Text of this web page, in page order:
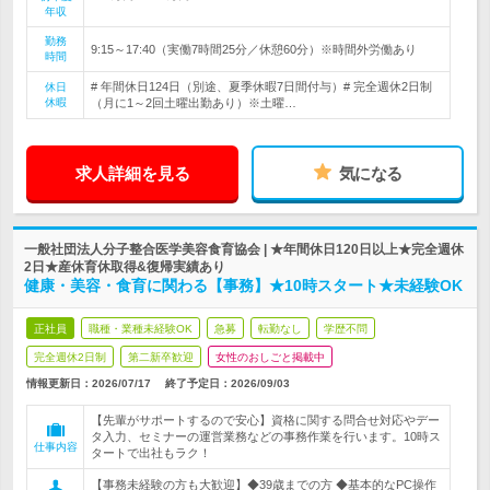
年収
勤務
時間
9:15～17:40（実働7時間25分／休憩60分）※時間外労働あり
休日
休暇
# 年間休日124日（別途、夏季休暇7日間付与）# 完全週休2日制
（月に1～2回土曜出勤あり）※土曜…
求人詳細を見る 気になる
一般社団法人分子整合医学美容食育協会 | ★年間休日120日以上★完全週休
2日★産休育休取得&復帰実績あり
健康・美容・食育に関わる【事務】★10時スタート★未経験OK
正社員 職種・業種未経験OK 急募 転勤なし 学歴不問
完全週休2日制 第二新卒歓迎 女性のおしごと掲載中
情報更新日：2026/07/17 終了予定日： 2026/09/03
仕事内容
【先輩がサポートするので安心】資格に関する問合せ対応やデー
タ入力、セミナーの運営業務などの事務作業を行います。10時ス
タートで出社もラク！
【事務未経験の方も大歓迎】◆39歳までの方 ◆基本的なPC操作